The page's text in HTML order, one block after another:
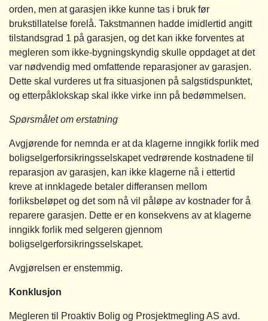
orden, men at garasjen ikke kunne tas i bruk før
brukstillatelse forelå. Takstmannen hadde imidlertid angitt
tilstandsgrad 1 på garasjen, og det kan ikke forventes at
megleren som ikke-bygningskyndig skulle oppdaget at det
var nødvendig med omfattende reparasjoner av garasjen.
Dette skal vurderes ut fra situasjonen på salgstidspunktet,
og etterpåklokskap skal ikke virke inn på bedømmelsen.
Spørsmålet om erstatning
Avgjørende for nemnda er at da klagerne inngikk forlik med
boligselgerforsikringsselskapet vedrørende kostnadene til
reparasjon av garasjen, kan ikke klagerne nå i ettertid
kreve at innklagede betaler differansen mellom
forliksbeløpet og det som nå vil påløpe av kostnader for å
reparere garasjen. Dette er en konsekvens av at klagerne
inngikk forlik med selgeren gjennom
boligselgerforsikringsselskapet.
Avgjørelsen er enstemmig.
Konklusjon
Megleren til Proaktiv Bolig og Prosjektmegling AS avd.